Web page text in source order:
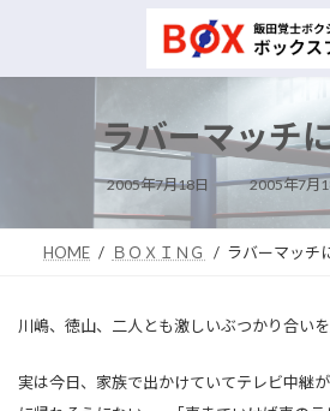
ン
プ
ー
動
ラバーマッチ
2005年7月18日
最
終
新
日
時
2005年7月
HOME ＢＯＸＩＮＧ ラバーマッチ
川嶋、徳山、二人とも激しいぶつかり合いを
実は今日、家族で出かけていてテレビ中継